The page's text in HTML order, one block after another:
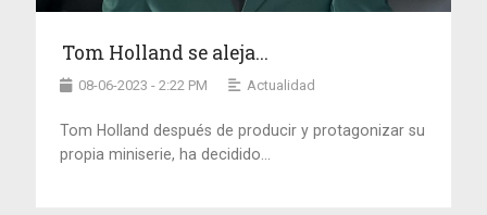
Tom Holland se aleja...
08-06-2023 - 2:22 PM Actualidad
Tom Holland después de producir y protagonizar su
propia miniserie, ha decidido...